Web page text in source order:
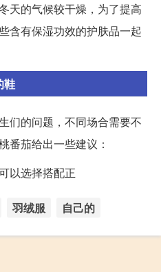
天的气候较干燥，为了提高
含有保湿功效的护肤品一起
鞋
们的问题，不同场合需要不
番茄给出一些建议：
以选择搭配正
羽绒服 自己的